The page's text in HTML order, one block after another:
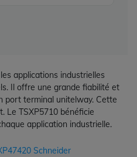
applications industrielles
Il offre une grande fiabilité et
port terminal unitelway. Cette
Le TSXP5710 bénéficie
application industrielle.
Schneider